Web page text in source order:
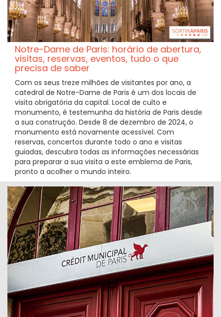
Notre-Dame de Paris: horário de abertura,
visitas, reservas, eventos, tudo o que
precisa de saber
Com os seus treze milhões de visitantes por ano, a
catedral de Notre-Dame de Paris é um dos locais de
visita obrigatória da capital. Local de culto e
monumento, é testemunha da história de Paris desde
a sua construção. Desde 8 de dezembro de 2024, o
monumento está novamente acessível. Com
reservas, concertos durante todo o ano e visitas
guiadas, descubra todas as informações necessárias
para preparar a sua visita a este emblema de Paris,
pronto a acolher o mundo inteiro.